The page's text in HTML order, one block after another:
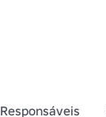
Responsáveis